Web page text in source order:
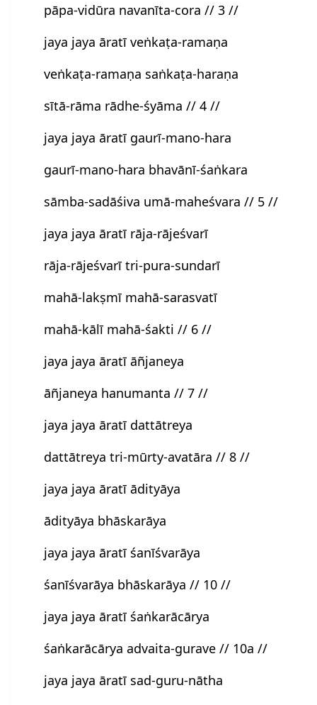
pāpa-vidūra navanīta-cora // 3 //
jaya jaya āratī veṅkaṭa-ramaṇa
veṅkaṭa-ramaṇa saṅkaṭa-haraṇa
sītā-rāma rādhe-śyāma // 4 //
jaya jaya āratī gaurī-mano-hara
gaurī-mano-hara bhavānī-śaṅkara
sāmba-sadāśiva umā-maheśvara // 5 //
jaya jaya āratī rāja-rājeśvarī
rāja-rājeśvarī tri-pura-sundarī
mahā-lakṣmī mahā-sarasvatī
mahā-kālī mahā-śakti // 6 //
jaya jaya āratī āñjaneya
āñjaneya hanumanta // 7 //
jaya jaya āratī dattātreya
dattātreya tri-mūrty-avatāra // 8 //
jaya jaya āratī ādityāya
ādityāya bhāskarāya
jaya jaya āratī śanīśvarāya
śanīśvarāya bhāskarāya // 10 //
jaya jaya āratī śaṅkarācārya
śaṅkarācārya advaita-gurave // 10a //
jaya jaya āratī sad-guru-nātha